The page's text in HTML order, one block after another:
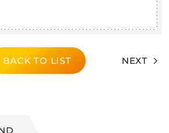
BACK TO LIST NEXT